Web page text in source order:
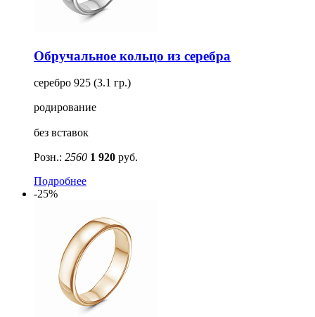
Обручальное кольцо из серебра
серебро 925 (3.1 гр.)
родирование
без вставок
Розн.: 2560 1 920 руб.
Подробнее
-25%